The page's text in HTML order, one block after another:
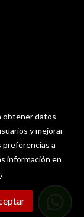
obtener datos
y mejorar
a
información en
.